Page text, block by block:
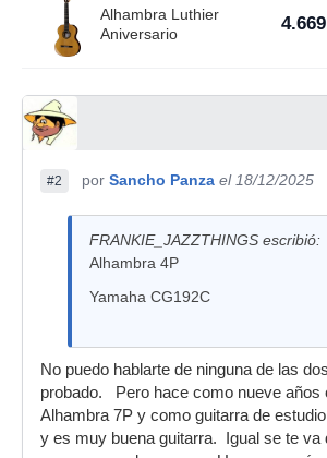
Alhambra Luthier
Aniversario
#2 por Sancho Panza el 18/12/2025
FRANKIE_JAZZTHINGS escribió:
Alhambra 4P
Yamaha CG192C
No puedo hablarte de ninguna de las
probado. Pero hace como nueve años
Alhambra 7P y como guitarra de
y es muy buena guitarra. Igual se te va